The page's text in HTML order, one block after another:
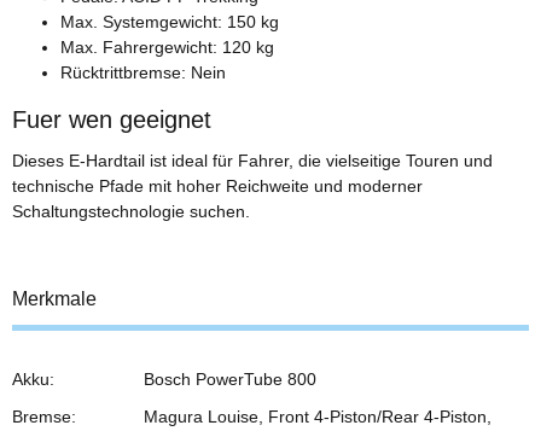
Max. Systemgewicht: 150 kg
Max. Fahrergewicht: 120 kg
Rücktrittbremse: Nein
Fuer wen geeignet
Dieses E-Hardtail ist ideal für Fahrer, die vielseitige Touren und
technische Pfade mit hoher Reichweite und moderner
Schaltungstechnologie suchen.
Merkmale
Akku:
Bosch PowerTube 800
Bremse:
Magura Louise, Front 4-Piston/Rear 4-Piston,